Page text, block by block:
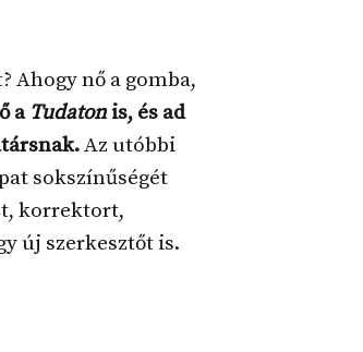
Ahogy nő a gomba,
a Tudaton is, és ad
Az utóbbi
sokszínűségét
korrektort,
új szerkesztőt is.